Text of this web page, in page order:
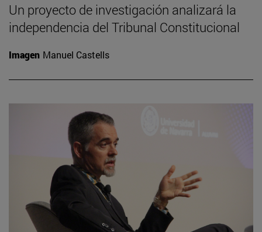
Un proyecto de investigación analizará la
independencia del Tribunal Constitucional
Imagen Manuel Castells